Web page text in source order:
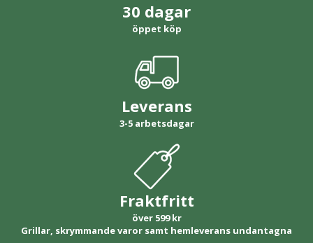
30 dagar
öppet köp
Leverans
3-5 arbetsdagar
Fraktfritt
över 599 kr
Grillar, skrymmande varor samt hemleverans undantagna